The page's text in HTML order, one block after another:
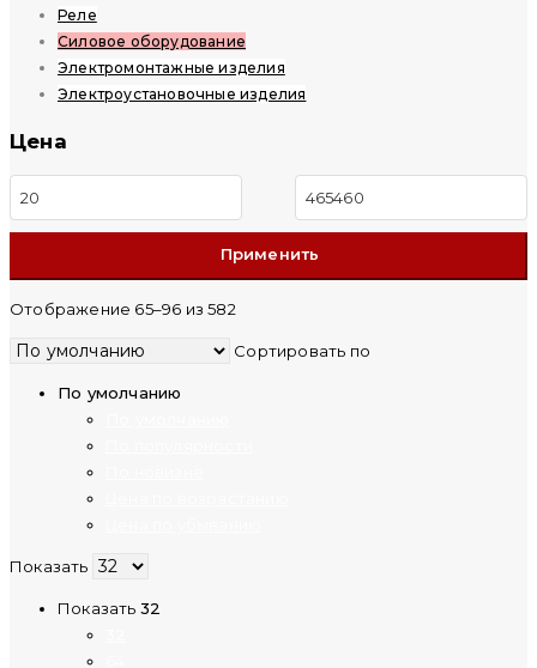
Реле
Силовое оборудование
Электромонтажные изделия
Электроустановочные изделия
Цена
Минимальная
Максимальная
Отображение 65–96 из 582
Сортировать по
По умолчанию
Показать
Показать 32